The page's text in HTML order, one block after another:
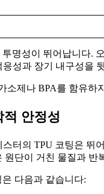
명성이 뛰어납니다.
성과 장기 내구성을
소제나 BPA를 함유
안정성
스터의 TPU 코팅은
원단이 거친 물질과
다음과 같습니다: